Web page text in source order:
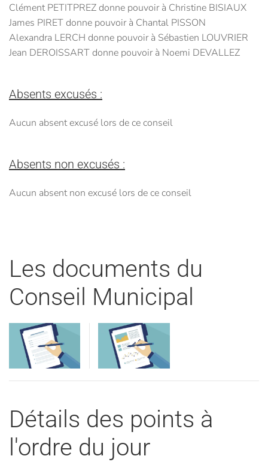
Clément PETITPREZ donne pouvoir à Christine BISIAUX
James PIRET donne pouvoir à Chantal PISSON
Alexandra LERCH donne pouvoir à Sébastien LOUVRIER
Jean DEROISSART donne pouvoir à Noemi DEVALLEZ
Absents excusés :
Aucun absent excusé lors de ce conseil
Absents non excusés :
Aucun absent non excusé lors de ce conseil
Les documents du
Conseil Municipal
Visualiser Visualiser
Détails des points à
l'ordre du jour